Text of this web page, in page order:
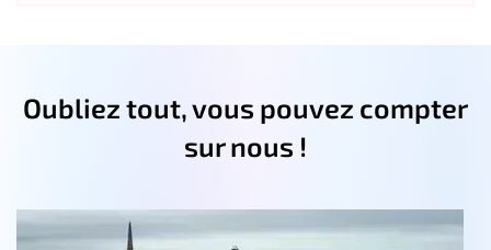
Oubliez tout, vous pouvez compter
sur nous !